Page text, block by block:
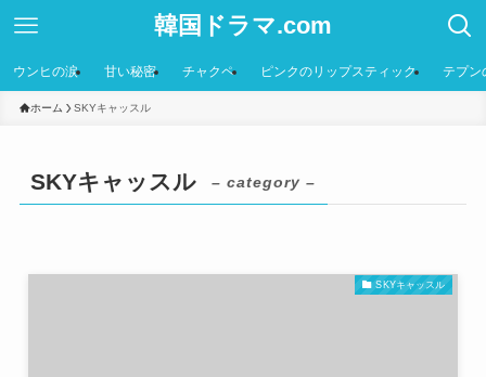
韓国ドラマ.com
ウンヒの涙 甘い秘密 チャクペ ピンクのリップスティック テプン
ホーム SKYキャッスル
SKYキャッスル – category –
SKYキャッスル